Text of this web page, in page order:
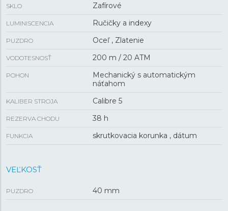
SKLO Zafírové
LUMINISCENCIA Ručičky a indexy
PUZDRO Oceľ , Zlatenie
VODOTESNOSŤ 200 m / 20 ATM
POHON
Mechanický s automatickým
náťahom
KALIBER STROJA Calibre 5
REZERVA CHODU 38 h
FUNKCIA skrutkovacia korunka , dátum
VEĽKOSŤ
PUZDRO 40 mm